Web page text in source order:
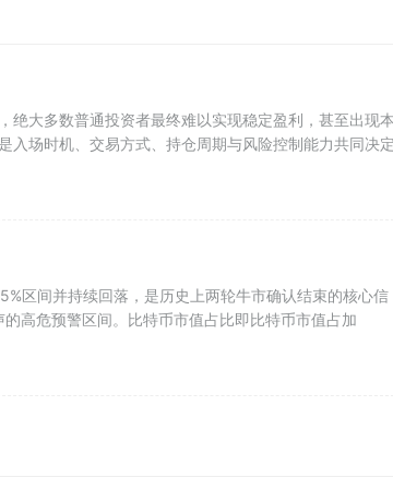
绝大多数普通投资者最终难以实现稳定盈利，甚至出现
入场时机、交易方式、持仓周期与风险控制能力共同决
区间并持续回落，是历史上两轮牛市确认结束的核心信
高危预警区间。比特币市值占比即比特币市值占加